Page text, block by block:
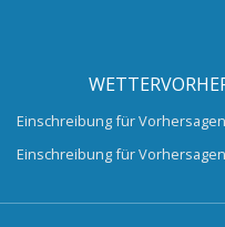
Einschreibung für
Einschreibung für